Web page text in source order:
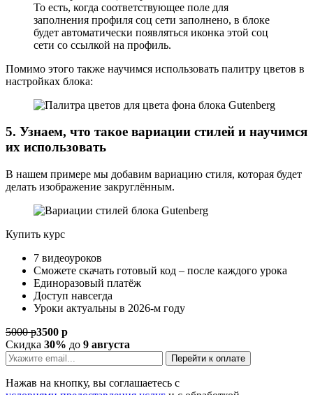
То есть, когда соответствующее поле для
заполнения профиля соц сети заполнено, в блоке
будет автоматически появляться иконка этой соц
сети со ссылкой на профиль.
Помимо этого также научимся использовать палитру цветов в
настройках блока:
5. Узнаем, что такое вариации стилей и научимся
их использовать
В нашем примере мы добавим вариацию стиля, которая будет
делать изображение закруглённым.
Купить курс
7 видеоуроков
Сможете скачать готовый код – после каждого урока
Единоразовый платёж
Доступ навсегда
Уроки актуальны в 2026-м году
5000 р3500 р
Скидка 30% до 9 августа
Перейти к оплате
Нажав на кнопку, вы соглашаетесь c